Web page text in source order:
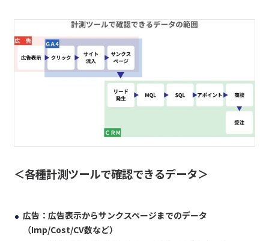
＜各種計測ツールで確認できるデータ＞
広告：広告表示からサンクスページまでのデータ
（Imp/Cost/CV数など）